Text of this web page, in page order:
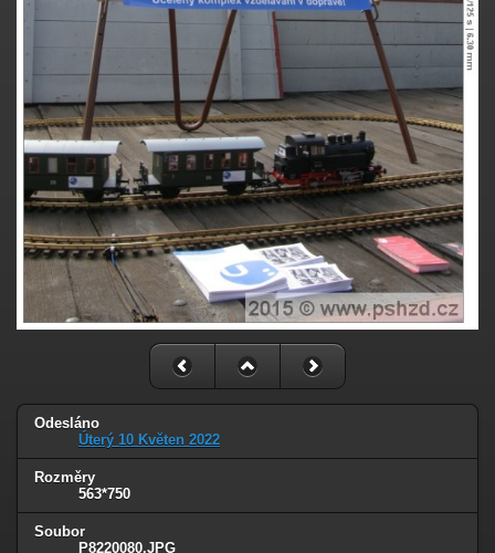
Odesláno
Úterý 10 Květen 2022
Rozměry
563*750
Soubor
P8220080.JPG